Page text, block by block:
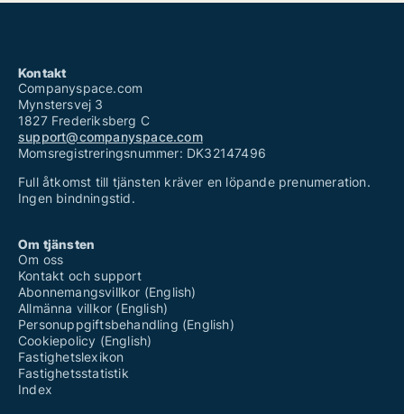
Kontakt
Companyspace.com
Mynstersvej 3
1827 Frederiksberg C
support@companyspace.com
Momsregistreringsnummer: DK32147496
Full åtkomst till tjänsten kräver en löpande prenumeration.
Ingen bindningstid.
Om tjänsten
Om oss
Kontakt och support
Abonnemangsvillkor (English)
Allmänna villkor (English)
Personuppgiftsbehandling (English)
Cookiepolicy (English)
Fastighetslexikon
Fastighetsstatistik
Index